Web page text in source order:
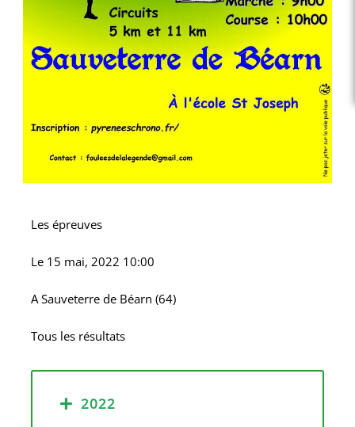
Les épreuves
Le 15 mai, 2022 10:00
ASauveterre de Béarn (64)
Tous les résultats
2022